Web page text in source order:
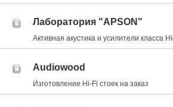
Лаборатория "APSON"
Активная акустика и усилители класса
Audiowood
Изготовление Hi-Fi стоек на заказ